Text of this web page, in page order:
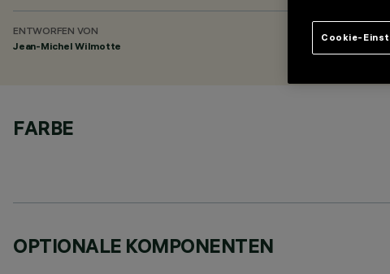
ENTWORFEN VON
Jean-Michel Wilmotte
FARBE
OPTIONALE KOMPONENTEN
Cookie-